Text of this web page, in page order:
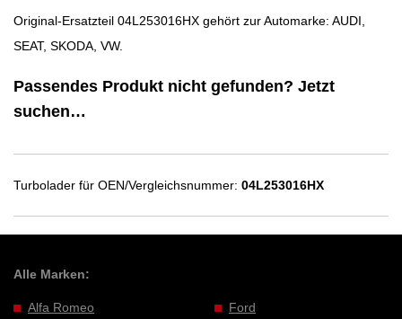
Original-Ersatzteil 04L253016HX gehört zur Automarke: AUDI,
SEAT, SKODA, VW.
Passendes Produkt nicht gefunden? Jetzt
suchen…
Turbolader für OEN/Vergleichsnummer: 04L253016HX
Alle Marken:
Alfa Romeo Ford